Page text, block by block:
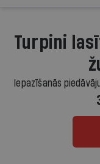
Turpini
Iepazīšanās